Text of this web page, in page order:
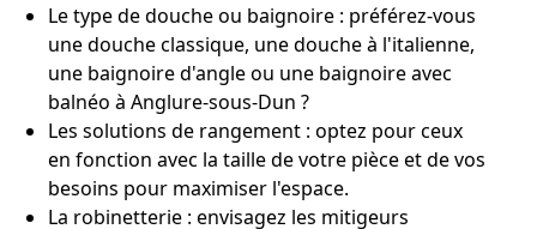
Le type de douche ou baignoire : préférez-vous
une douche classique, une douche à l'italienne,
une baignoire d'angle ou une baignoire avec
balnéo à Anglure-sous-Dun ?
Les solutions de rangement : optez pour ceux
en fonction avec la taille de votre pièce et de vos
besoins pour maximiser l'espace.
La robinetterie : envisagez les mitigeurs